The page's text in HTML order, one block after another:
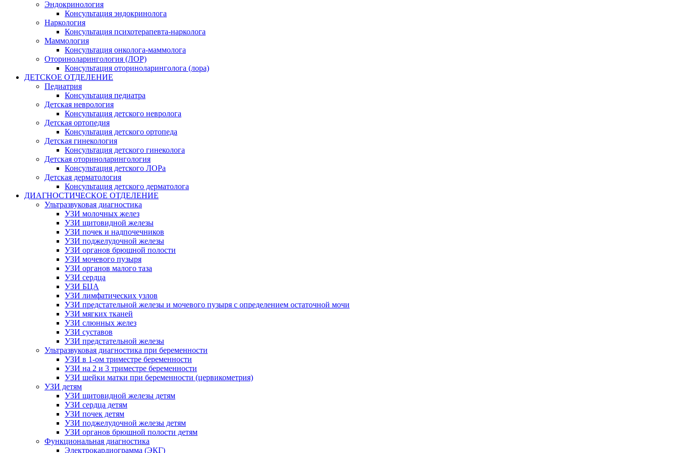
Эндокринология
Консультация эндокринолога
Наркология
Консультация психотерапевта-нарколога
Маммология
Консультация онколога-маммолога
Оториноларингология (ЛОР)
Консультация оториноларинголога (лора)
ДЕТСКОЕ ОТДЕЛЕНИЕ
Педиатрия
Консультация педиатра
Детская неврология
Консультация детского невролога
Детская ортопедия
Консультация детского ортопеда
Детская гинекология
Консультация детского гинеколога
Детская оториноларингология
Консультация детского ЛОРа
Детская дерматология
Консультация детского дерматолога
ДИАГНОСТИЧЕСКОЕ ОТДЕЛЕНИЕ
Ультразвуковая диагностика
УЗИ молочных желез
УЗИ щитовидной железы
УЗИ почек и надпочечников
УЗИ поджелудочной железы
УЗИ органов брюшной полости
УЗИ мочевого пузыря
УЗИ органов малого таза
УЗИ сердца
УЗИ БЦА
УЗИ лимфатических узлов
УЗИ предстательной железы и мочевого пузыря с определением остаточной мочи
УЗИ мягких тканей
УЗИ слюнных желез
УЗИ суставов
УЗИ предстательной железы
Ультразвуковая диагностика при беременности
УЗИ в 1-ом триместре беременности
УЗИ на 2 и 3 триместре беременности
УЗИ шейки матки при беременности (цервикометрия)
УЗИ детям
УЗИ щитовидной железы детям
УЗИ сердца детям
УЗИ почек детям
УЗИ поджелудочной железы детям
УЗИ органов брюшной полости детям
Функциональная диагностика
Электрокардиограмма (ЭКГ)